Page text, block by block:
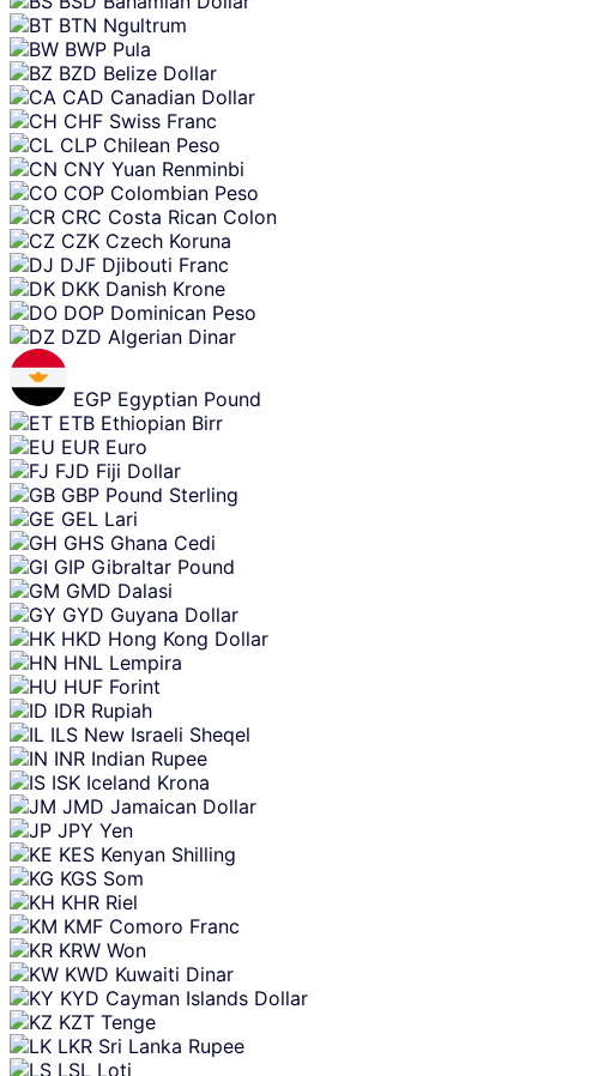
BTN Ngultrum
BWP Pula
BZD Belize Dollar
CAD Canadian Dollar
CHF Swiss Franc
CLP Chilean Peso
CNY Yuan Renminbi
COP Colombian Peso
CRC Costa Rican Colon
CZK Czech Koruna
DJF Djibouti Franc
DKK Danish Krone
DOP Dominican Peso
DZD Algerian Dinar
EGP Egyptian Pound
ETB Ethiopian Birr
EUR Euro
FJD Fiji Dollar
GBP Pound Sterling
GEL Lari
GHS Ghana Cedi
GIP Gibraltar Pound
GMD Dalasi
GYD Guyana Dollar
HKD Hong Kong Dollar
HNL Lempira
HUF Forint
IDR Rupiah
ILS New Israeli Sheqel
INR Indian Rupee
ISK Iceland Krona
JMD Jamaican Dollar
JPY Yen
KES Kenyan Shilling
KGS Som
KHR Riel
KMF Comoro Franc
KRW Won
KWD Kuwaiti Dinar
KYD Cayman Islands Dollar
KZT Tenge
LKR Sri Lanka Rupee
LSL Loti